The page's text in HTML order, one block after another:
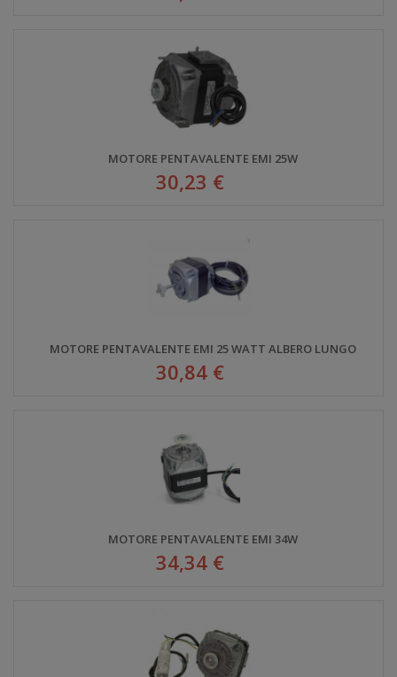
MOTORE PENTAVALENTE EMI 25W
30,23 €
MOTORE PENTAVALENTE EMI 25 WATT ALBERO LUNGO
30,84 €
MOTORE PENTAVALENTE EMI 34W
34,34 €